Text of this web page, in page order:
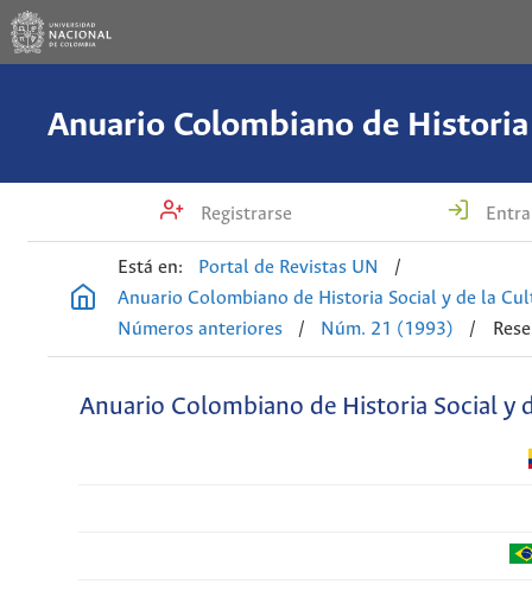
Registrarse
Está en: Portal de Revistas UN
/
Anuario Colombiano de Historia Social y de la
Números anteriores
/ Núm. 21 (1993) /
Anuario Colombiano de Historia Social y